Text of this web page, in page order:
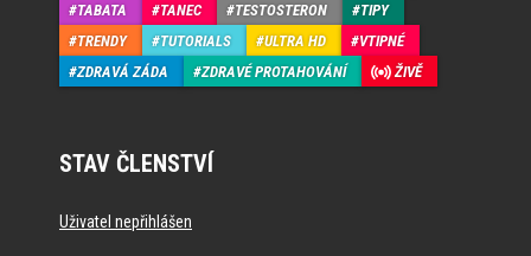
TABATA
TANEC TESTOSTERON
TIPY
TRENDY
TUTORIALS ULTRA HD
VTIPNÉ
ZDRAVÁ ZÁDA
ZDRAVÉ PROTAHOVÁNÍ ŽIVĚ
STAV ČLENSTVÍ
Uživatel nepřihlášen